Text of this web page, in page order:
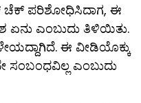
ಚೆಕ್ ಪರಿಶೋಧಿಸಿದಾಗ, ಈ
ಏನು ಎಂಬುದು ತಿಳಿಯಿತು.
ಈ ವೀಡಿಯೊಕ್ಕು
ಸಂಬಂಧವಿಲ್ಲ ಎಂಬುದು